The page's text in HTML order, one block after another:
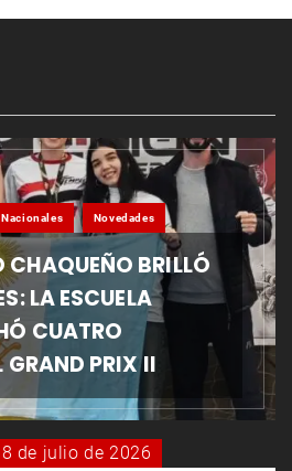
Nacionales Novedades
CHAQUEÑO BRILLÓ
LA ESCUELA
CUATRO
GRAND PRIX II
de julio de 2026